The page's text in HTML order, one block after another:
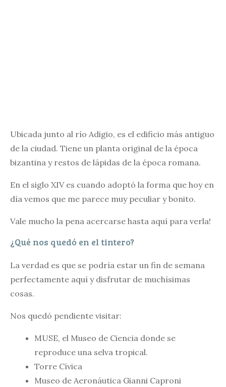
Ubicada junto al río Adigio, es el edificio más antiguo
de la ciudad. Tiene un planta original de la época
bizantina y restos de lápidas de la época romana.
En el siglo XIV es cuando adoptó la forma que hoy en
día vemos que me parece muy peculiar y bonito.
Vale mucho la pena acercarse hasta aquí para verla!
¿Qué nos quedó en el tintero?
La verdad es que se podría estar un fin de semana
perfectamente aquí y disfrutar de muchísimas
cosas.
Nos quedó pendiente visitar:
MUSE, el Museo de Ciencia donde se
reproduce una selva tropical.
Torre Cívica
Museo de Aeronáutica Gianni Caproni